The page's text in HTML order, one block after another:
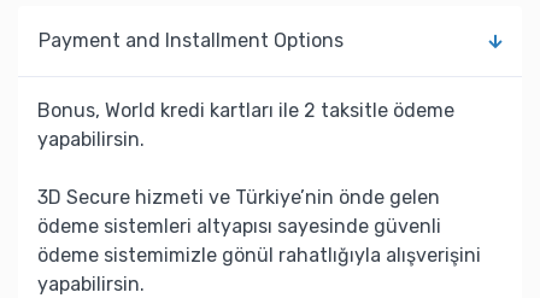
Payment and Installment Options
Bonus, World kredi kartları ile 2 taksitle ödeme
yapabilirsin.
3D Secure hizmeti ve Türkiye’nin önde gelen
ödeme sistemleri altyapısı sayesinde güvenli
ödeme sistemimizle gönül rahatlığıyla alışverişini
yapabilirsin.